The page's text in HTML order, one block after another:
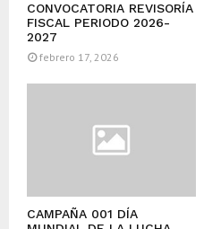
CONVOCATORIA REVISORÍA
FISCAL PERIODO 2026-
2027
febrero 17, 2026
CAMPAÑA 001 DÍA